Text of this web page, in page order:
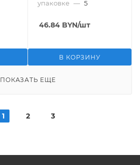
упаковке — 5
46.84 BYN/шт
В КОРЗИНУ
ПОКАЗАТЬ ЕЩЕ
1 2 3